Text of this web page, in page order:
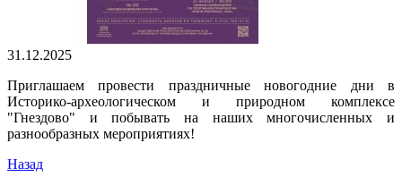
31.12.2025
Приглашаем провести праздничные новогодние дни в
Историко-археологическом и природном комплексе
"Гнездово" и побывать на наших многочисленных и
разнообразных мероприятиях!
Назад